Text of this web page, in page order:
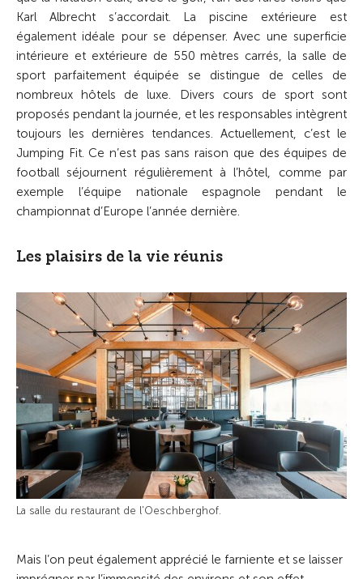
Karl Albrecht s’accordait. La piscine extérieure est
également idéale pour se dépenser. Avec une superficie
intérieure et extérieure de 550 mètres carrés, la salle de
sport parfaitement équipée se distingue de celles de
nombreux hôtels de luxe. Divers cours de sport sont
proposés pendant la journée, et les responsables intègrent
toujours les dernières tendances. Actuellement, c’est le
Jumping Fit. Ce n’est pas sans raison que des équipes de
football séjournent régulièrement à l’hôtel, comme par
exemple l’équipe nationale espagnole pendant le
championnat d’Europe l’année dernière.
Les plaisirs de la vie réunis
La salle du restaurant de l'Oeschberghof.
Mais l’on peut également apprécié le farniente et se laisser